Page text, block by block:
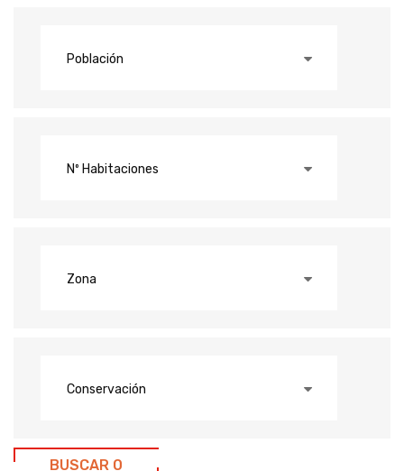
Población
Nº Habitaciones
Zona
Conservación
BUSCAR 0